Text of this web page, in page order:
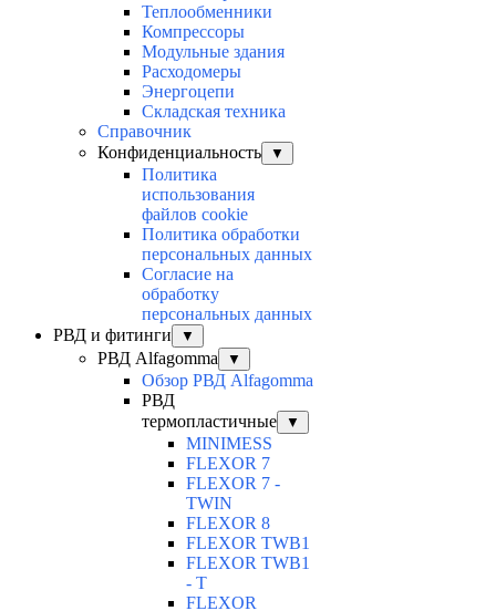
Теплообменники
Компрессоры
Модульные здания
Расходомеры
Энергоцепи
Складская техника
Справочник
Конфиденциальность
▼
Политика
использования
файлов cookie
Политика обработки
персональных данных
Согласие на
обработку
персональных данных
РВД и фитинги
▼
РВД Alfagomma ▼
Обзор РВД Alfagomma
РВД
термопластичные
▼
MINIMESS
FLEXOR 7
FLEXOR 7 -
TWIN
FLEXOR 8
FLEXOR TWB1
FLEXOR TWB1
- T
FLEXOR